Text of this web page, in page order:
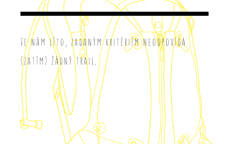
Je nám líto, zadaným kritériím neodpovídá
(zatím) žádný trail.